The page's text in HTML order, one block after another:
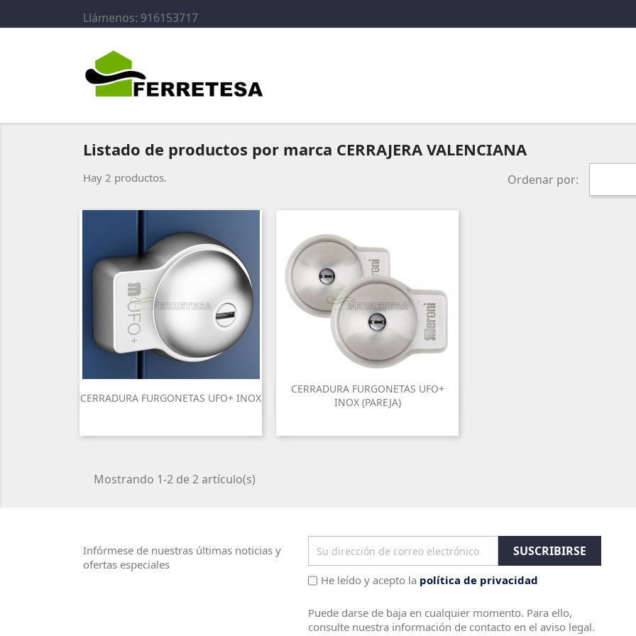
Llámenos: 916153717
Listado de productos por marca CERRAJERA VALENCIANA
Hay 2 productos. Ordenar por:
CERRADURA FURGONETAS UFO+ INOX
 Vista rápida
CERRADURA FURGONETAS UFO+
INOX (PAREJA)
 Vista rápida
Mostrando 1-2 de 2 artículo(s)
Infórmese de nuestras últimas noticias y
ofertas especiales
He leído y acepto la política de privacidad
Puede darse de baja en cualquier momento. Para ello,
consulte nuestra información de contacto en el aviso legal.